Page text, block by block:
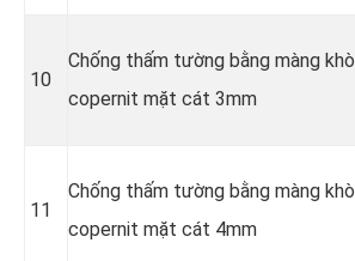
10
Chống thấm tường bằng màng khò
copernit mặt cát 3mm
11
Chống thấm tường bằng màng khò
copernit mặt cát 4mm